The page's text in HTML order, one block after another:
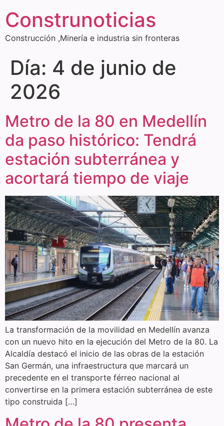
Construnoticias
Construcción ,Minería e industria sin fronteras
Día: 4 de junio de
2026
Metro de la 80 en Medellín
da paso histórico: Tendrá
estación subterránea y
acortará tiempo de viaje
La transformación de la movilidad en Medellín avanza
con un nuevo hito en la ejecución del Metro de la 80. La
Alcaldía destacó el inicio de las obras de la estación
San Germán, una infraestructura que marcará un
precedente en el transporte férreo nacional al
convertirse en la primera estación subterránea de este
tipo construida […]